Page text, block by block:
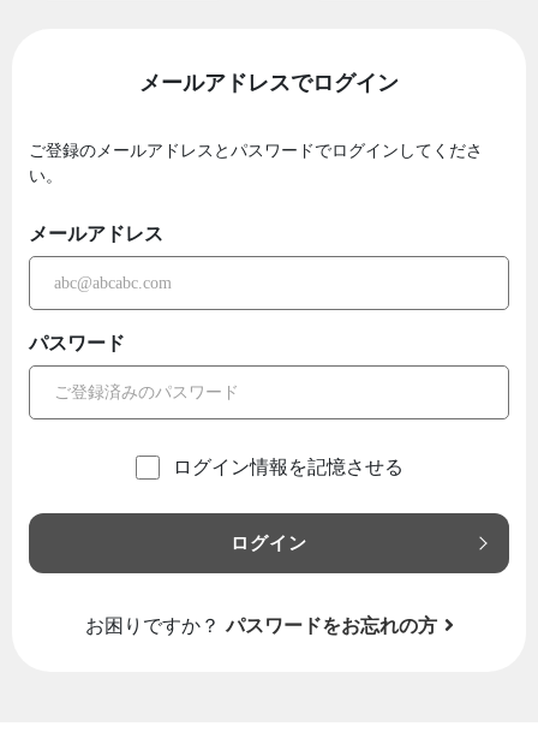
メールアドレスでログイン
ご登録のメールアドレスとパスワードでログインしてくださ
い。
メールアドレス
パスワード
ログイン情報を記憶させる
ログイン
お困りですか？ パスワードをお忘れの方